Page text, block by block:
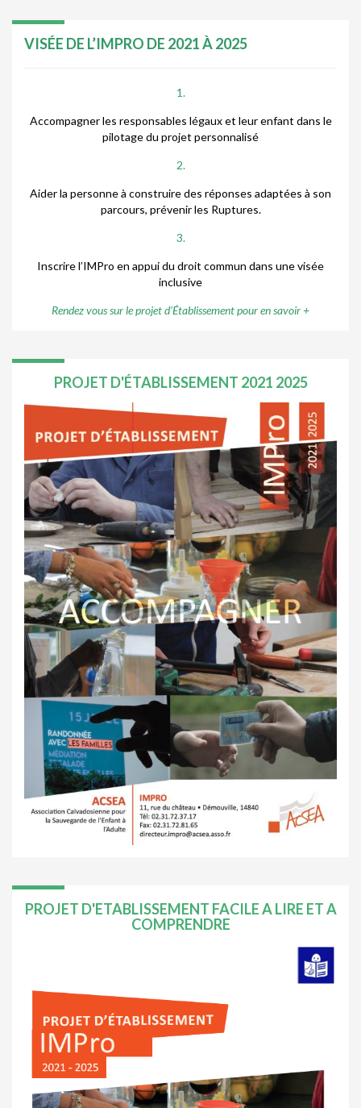
VISÉE DE L’IMPRO DE 2021 À 2025
1.
Accompagner les responsables légaux et leur enfant dans le
pilotage du projet personnalisé
2.
Aider la personne à construire des réponses adaptées à son
parcours, prévenir les Ruptures.
3.
Inscrire l’IMPro en appui du droit commun dans une visée
inclusive
Rendez vous sur le projet d’Établissement pour en savoir +
PROJET D'ÉTABLISSEMENT 2021 2025
PROJET D'ETABLISSEMENT FACILE A LIRE ET A
COMPRENDRE